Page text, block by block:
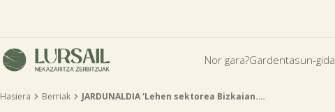
Nor gara?Gardentasun-gida
Hasiera  Berriak JARDUNALDIA ‘Lehen sektorea Bizkaian.…